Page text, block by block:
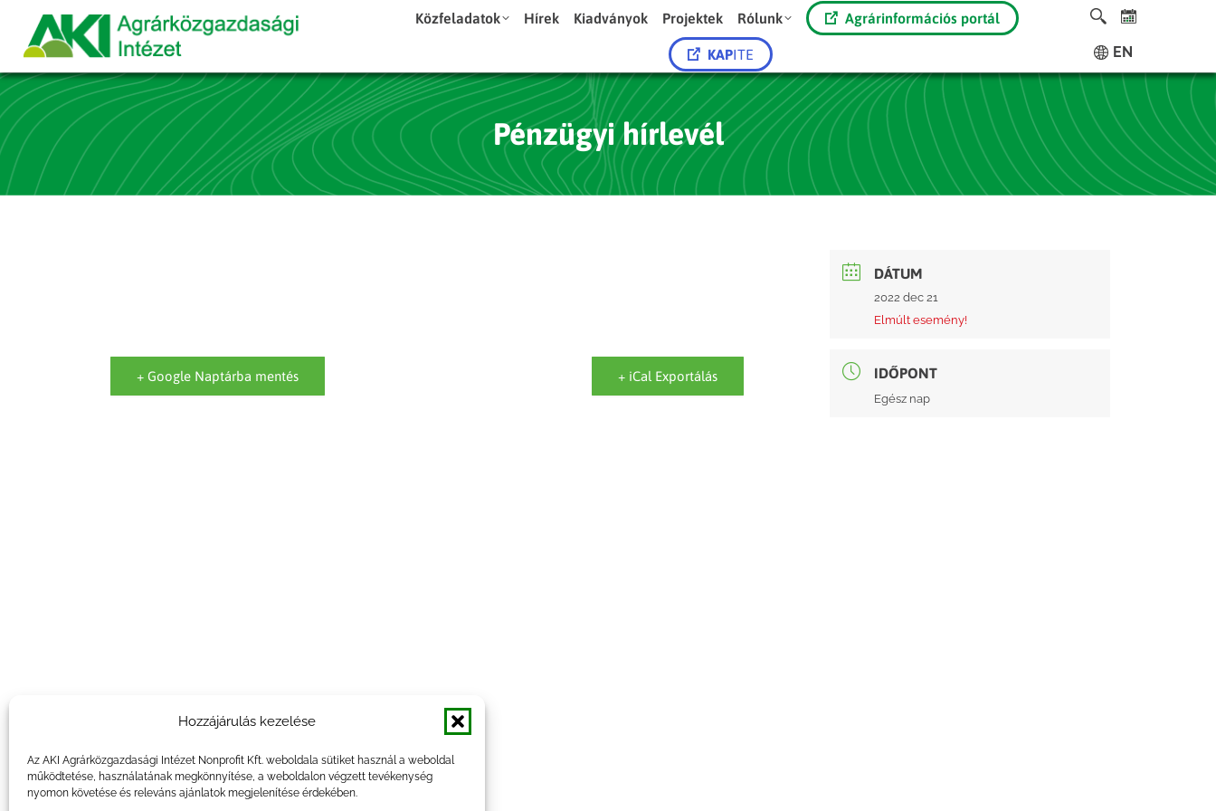
Hozzájárulás kezelése
Az AKI Agrárközgazdasági Intézet Nonprofit Kft. weboldala sütiket használ a weboldal
működtetése, használatának megkönnyítése, a weboldalon végzett tevékenység
nyomon követése és releváns ajánlatok megjelenítése érdekében.
Közfeladatok Hírek Kiadványok Projektek Rólunk Agrárinformációs portál
KAPITE EN
Pénzügyi hírlevél
+ Google Naptárba mentés + iCal Exportálás
DÁTUM
2022 dec 21
Elmúlt esemény!
IDŐPONT
Egész nap